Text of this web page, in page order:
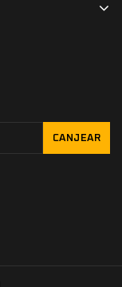
CANJEAR